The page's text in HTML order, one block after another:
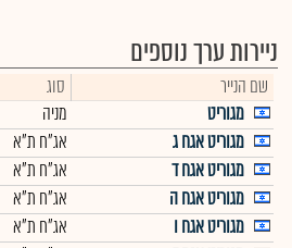
ניירות ערך נוספים
שם הנייר סוג
מגוריט
מניה
מגוריט אגח ג
אג"ח ת"א
מגוריט אגח ד
אג"ח ת"א
מגוריט אגח ה
אג"ח ת"א
מגוריט אגח ו
אג"ח ת"א